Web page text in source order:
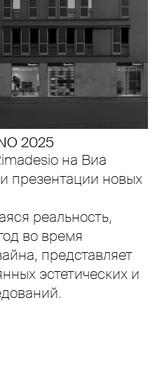
2025
на Виа
презентации новых
реальность,
во время
представляет
эстетических и